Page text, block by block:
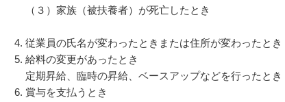
（３） 家族（被扶養者）が死亡したとき
従業員の氏名が変わったときまたは住所が変わったとき
給料の変更があったとき
定期昇給、臨時の昇給、ベースアップなどを行ったとき
賞与を支払うとき